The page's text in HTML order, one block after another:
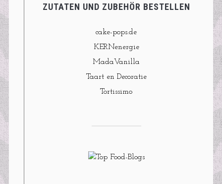
ZUTATEN UND ZUBEHÖR BESTELLEN
cake-pops.de
KERNenergie
MadaVanilla
Taart en Decoratie
Tortissimo